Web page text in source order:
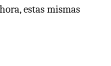
estas mismas